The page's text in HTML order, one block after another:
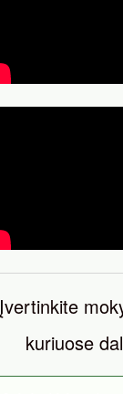
Įvertinkite
kuriuose